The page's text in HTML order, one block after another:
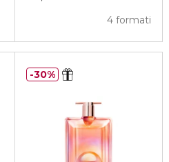
4 formati
30%